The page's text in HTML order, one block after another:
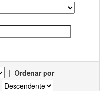
| Ordenar por